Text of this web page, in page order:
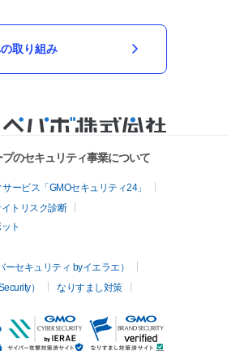
取り組み
のセキュリティ事業について
ービス「GMOセキュリティ24」
トリスク診断
ト
セキュリティ byイエラエ）
）
なりすまし対策